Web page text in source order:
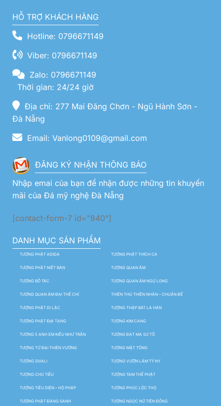
HỖ TRỢ KHÁCH HÀNG
Hotline: 0796671149
Viber: 0796671149
Zalo: 0796671149
Thời gian: 24/24 giờ
Địa chỉ: 277 Mai Đăng Chơn - Ngũ Hành Sơn -
Đà Nẵng
Email: Vanlong0109@gmail.com
ĐĂNG KÝ NHẬN THÔNG BÁO
Nhập emai của bạn để nhận được những tin khuyến
mãi của Đá mỹ nghệ Đà Nẵng
[contact-form-7 id="840"]
DANH MỤC SẢN PHẨM
TƯỢNG PHẬT ADIDA TƯỢNG PHẬT THÍCH CA
TƯỢNG PHẬT NIẾT BÀN TƯỢNG QUAN ÂM
TƯỢNG BỒ TÁC TƯỢNG QUAN ÂM NGỰ LONG
TƯỢNG QUAN ÂM ĐẠI THẾ CHÍ THIÊN THỦ THIÊN NHÃN – CHUẨN ĐỀ
TƯỢNG PHẬT DI LẶC TƯỢNG THẬP BÁT LA HÁN
TƯỢNG PHẬT ĐỊA TẠNG TƯỢNG KIM CANG
TƯỢNG 5 ANH EM KIỀU NHƯ TRẦN TƯỢNG ĐẠT MA SƯ TỔ
TƯỢNG TỨ ĐẠI THIÊN VƯƠNG TƯỢNG MẬT TÔNG
TƯỢNG SIVALI TƯỢNG VƯỜN LÂM TỲ NY
TƯỢNG CHÚ TIỂU TƯỢNG TAM THẾ PHẬT
TƯỢNG TIÊU DIỆN – HỘ PHÁP TƯỢNG PHÚC LỘC THỌ
TƯỢNG PHẬT ĐẢNG SANH TƯỢNG NGỌC NỮ TIÊN ĐỒNG